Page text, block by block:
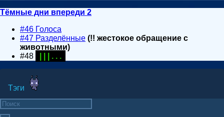
Тёмные дни впереди 2
#46 Голоса
#47 Разделённые (!! жестокое обращение с
животными)
#48
| | | . . .
Тэги